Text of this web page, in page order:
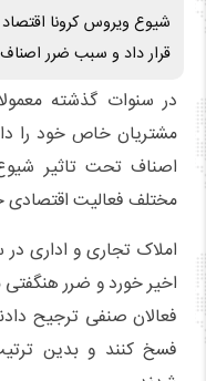
شیوع ویروس کرونا
قرار داد و سبب ضرر
در سنوات گذشته
اصناف تحت تاثیر
مختلف فعالیت اقتصادی
فعالان صنفی ترجیح
فسخ کنند و بدین